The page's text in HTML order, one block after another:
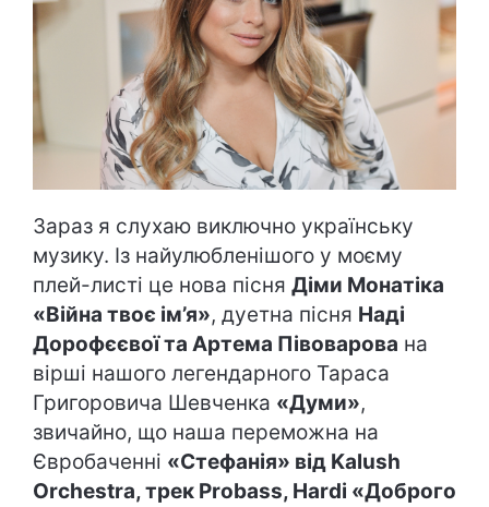
Зараз я слухаю виключно українську
музику. Із найулюбленішого у моєму
плей-листі це нова пісня Діми Монатіка
«Війна твоє ім’я», дуетна пісня Наді
Дорофєєвої та Артема Півоварова на
вірші нашого легендарного Тараса
Григоровича Шевченка «Думи»,
звичайно, що наша переможна на
Євробаченні «Стефанія» від Kalush
Orchestra, трек Probass, Hardi «Доброго